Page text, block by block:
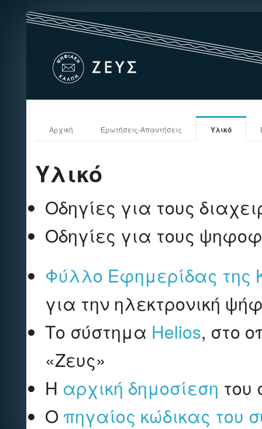
Αρχική Ερωτήσεις-Απαντήσεις Υλικό
Υλικό
Οδηγίες για τους
Οδηγίες για τους
Φύλλο Εφημερίδας της
για την ηλεκτρονική
Το σύστημα Helios, στο
«Ζευς»
Η αρχική δημοσίεση του
Ο πηγαίος κώδικας του